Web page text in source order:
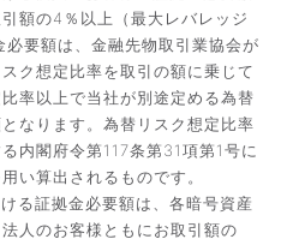
額の4％以上（最大レバレッジ
要額は、金融先物取引業協会が
ク想定比率を取引の額に乗じて
率以上で当社が別途定める為替
なります。為替リスク想定比率
内閣府令第117条第31項第1号に
い算出されるものです。
る証拠金必要額は、各暗号資産
人のお客様ともにお取引額の